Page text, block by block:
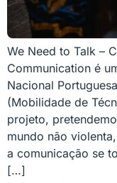
We Need to Talk –
Communication é
Nacional
(Mobilidade de
projeto,
mundo não
a comunicação se
[…]